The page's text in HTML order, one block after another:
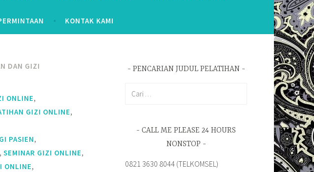
KONTAK KAMI
DAN GIZI
ONLINE,
GIZI ONLINE,
PASIEN,
, SEMINAR GIZI ONLINE,
ONLINE,
PENCARIAN JUDUL PELATIHAN
CALL ME PLEASE 24 HOURS
NONSTOP
0821 3630 8044 (TELKOMSEL)